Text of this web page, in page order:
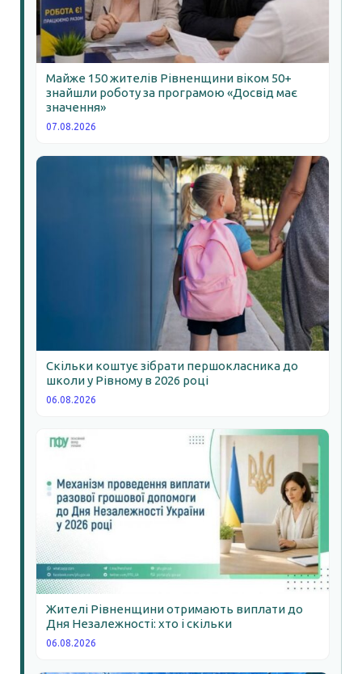
Майже 150 жителів Рівненщини віком 50+
знайшли роботу за програмою «Досвід має
значення»
07.08.2026
Скільки коштує зібрати першокласника до
школи у Рівному в 2026 році
06.08.2026
Жителі Рівненщини отримають виплати до
Дня Незалежності: хто і скільки
06.08.2026